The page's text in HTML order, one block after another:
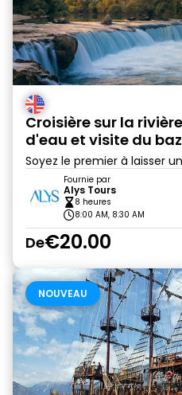
Croisière sur la
d'eau et visite du
Soyez le premier à laisser
Fournie par
Alys Tours
8 heures
8:00 AM, 8:30 AM
De€20.00
NOUVEAU